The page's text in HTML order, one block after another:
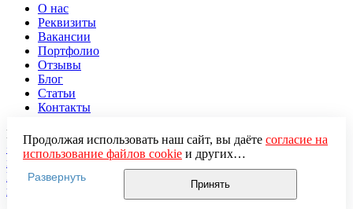
О нас
Реквизиты
Вакансии
Портфолио
Отзывы
Блог
Статьи
Контакты
КОНТАКТЫ
+7 (495) 374-73-35
Telegram
Max
info@medver.ru
Политика конфиденциальности
персональных данных
Политика использования Cookie
Продолжая использовать наш сайт, вы даёте согласие на
использование файлов cookieи других
пользовательских данных (включая IP-адрес, сведения о
местоположении, устройстве, действиях на сайте и т. п.)
для функционирования сайта, проведения
Развернуть
Принять